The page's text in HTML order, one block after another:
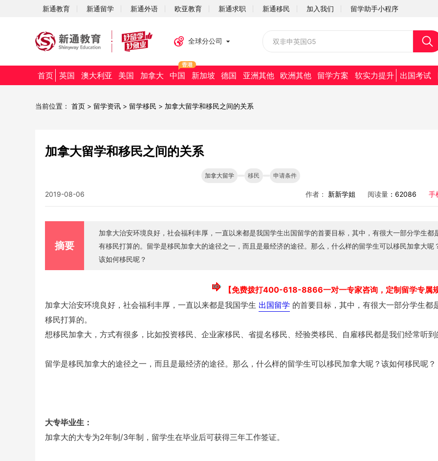
新通教育 新通留学 新通外语 欧亚教育 新通求职 新通移民 加入我们
社会招聘
留学助手小程序
全球分公司
首页 英国 澳大利亚 美国 加拿大 中国 新加坡 德国 亚洲其他 欧洲其他 留学方案 软实力提升 出国考试
当前位置： 首页 > 留学资讯 > 留学移民 > 加拿大留学和移民之间的关系
加拿大留学和移民之间的关系
加拿大留学 移民 申请条件
2019-08-06 作者： 新新学姐 阅读量 ：62086 手
摘要
加拿大治安环境良好，社会福利丰厚，一直以来都是我国学生出国留学的首要目标，其中，有很大一部分学生都
有移民打算的。留学是移民加拿大的途径之一，而且是最经济的途径。那么，什么样的留学生可以移民加拿大呢
该如何移民呢？
【免费拨打400-618-8866一对一专家咨询，定制留学专属规
加拿大治安环境良好，社会福利丰厚，一直以来都是我国学生 出国留学 的首要目标，其中，有很大一部分学生都
移民打算的。
想移民加拿大，方式有很多，比如投资移民、企业家移民、省提名移民、经验类移民、自雇移民都是我们经常听到
留学是移民加拿大的途径之一，而且是最经济的途径。那么，什么样的留学生可以移民加拿大呢？该如何移民呢？
大专毕业生：
加拿大的大专为2年制/3年制，留学生在毕业后可获得三年工作签证。